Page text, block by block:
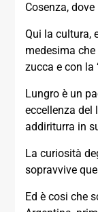
Cosenza,
Qui la cultura,
medesima
zucca e con la
Lungro è un
eccellenza del
addiriturra in
La curiosità
sopravvive
Ed è cosi che